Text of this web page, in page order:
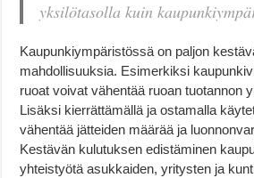
yksilötasolla kuin
Kaupunkiympäristössä on paljon
mahdollisuuksia. Esimerkiksi
ruoat voivat vähentää ruoan tuotannon
Lisäksi kierrättämällä ja ostamalla
vähentää jätteiden määrää ja
Kestävän kulutuksen edistäminen
yhteistyötä asukkaiden, yritysten ja